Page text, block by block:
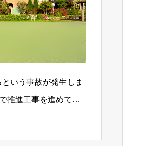
いう事故が発生しま
推進工事を進めて居